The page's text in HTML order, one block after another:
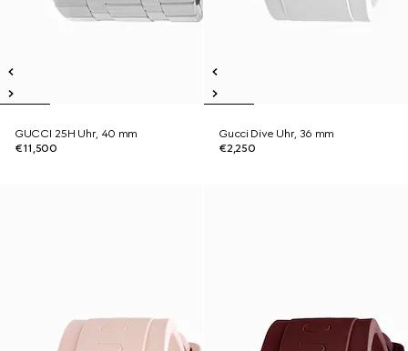
GUCCI 25H Uhr, 40 mm
€11,500
Gucci Dive Uhr, 36 mm
€2,250